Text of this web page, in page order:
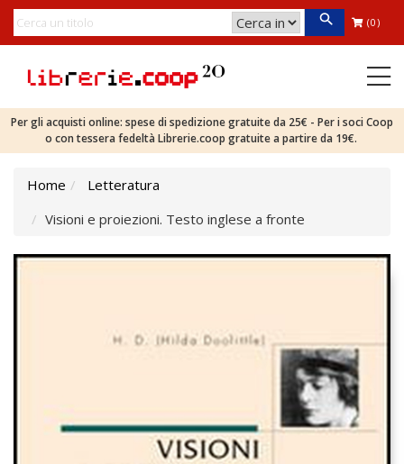
(0)
Per gli acquisti online: spese di spedizione gratuite da 25€ - Per i soci Coop
o con tessera fedeltà Librerie.coop gratuite a partire da 19€.
Home
Letteratura
Visioni e proiezioni. Testo inglese a fronte